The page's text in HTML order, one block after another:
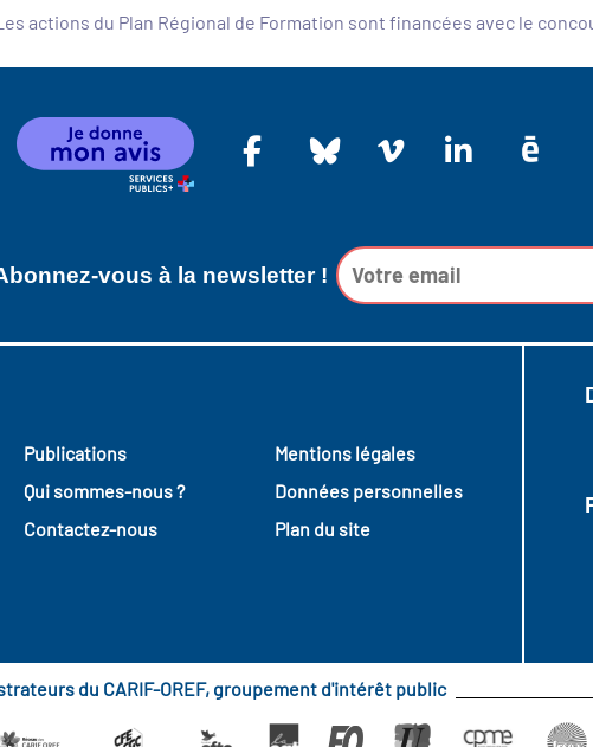
actions du Plan Régional de Formation sont financées avec le
vous à la newsletter !
Publications
Qui sommes-nous ?
Contactez-nous
Mentions légales
Données personnelles
Plan du site
du CARIF-OREF, groupement d'intérêt public